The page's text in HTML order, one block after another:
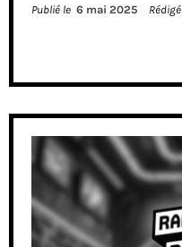
Publié le 6 mai 2025